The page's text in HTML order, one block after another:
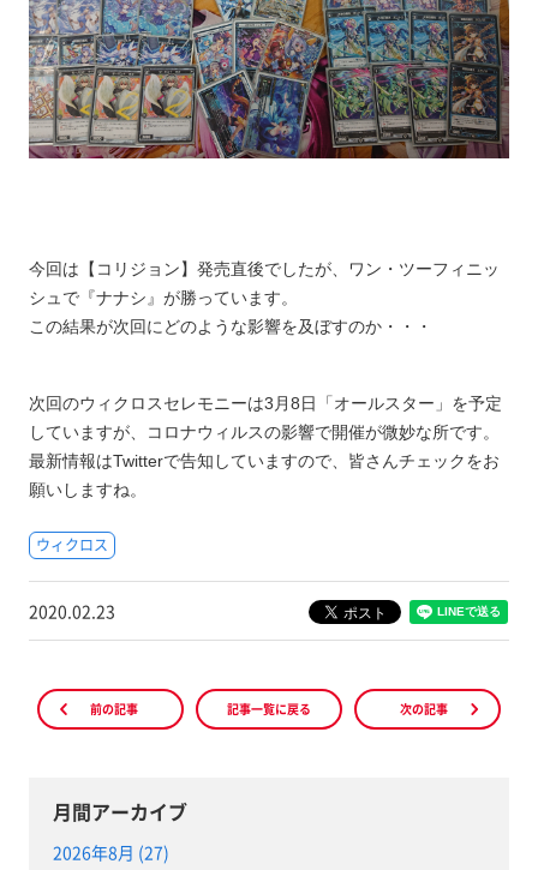
今回は【コリジョン】発売直後でしたが、ワン・ツーフィニッ
シュで『ナナシ』が勝っています。
この結果が次回にどのような影響を及ぼすのか・・・
次回のウィクロスセレモニーは3月8日「オールスター」を予定
していますが、コロナウィルスの影響で開催が微妙な所です。
最新情報はTwitterで告知していますので、皆さんチェックをお
願いしますね。
ウィクロス
2020.02.23
前の記事 記事一覧に戻る 次の記事
月間アーカイブ
2026年8月 (27)